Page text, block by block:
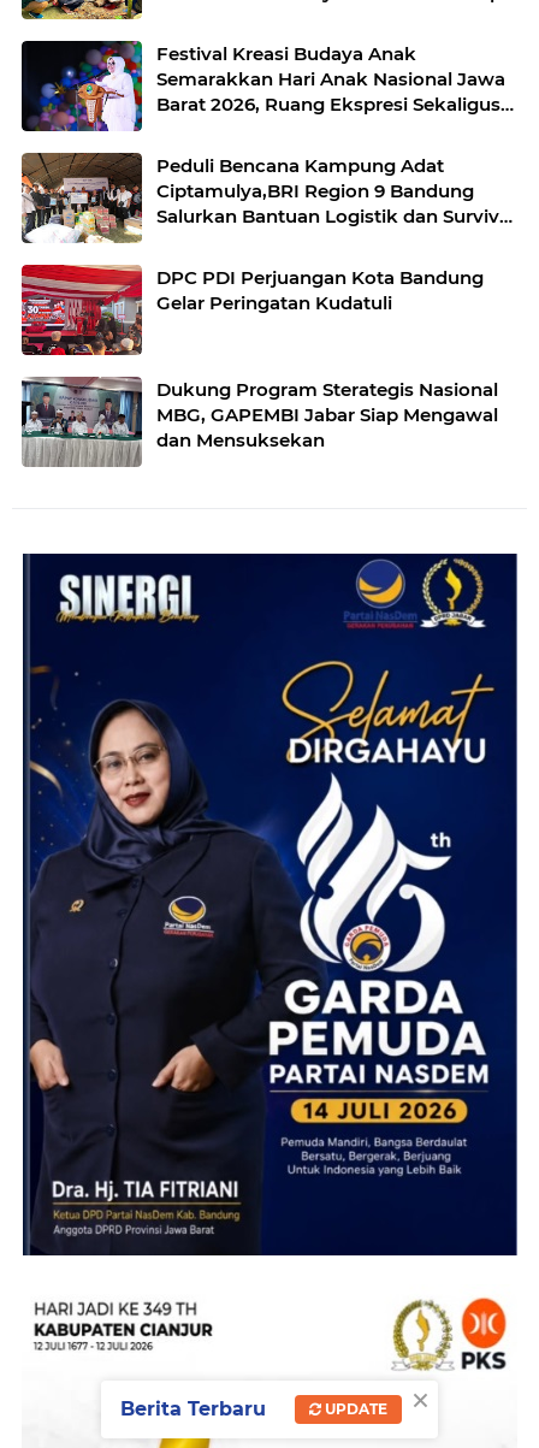
Festival Kreasi Budaya Anak
Semarakkan Hari Anak Nasional Jawa
Barat 2026, Ruang Ekspresi Sekaligus
Peduli Bencana Kampung Adat
Ciptamulya,BRI Region 9 Bandung
Salurkan Bantuan Logistik dan Survival
DPC PDI Perjuangan Kota Bandung
Gelar Peringatan Kudatuli
Dukung Program Sterategis Nasional
MBG, GAPEMBI Jabar Siap Mengawal
dan Mensuksekan
×
Berita Terbaru UPDATE